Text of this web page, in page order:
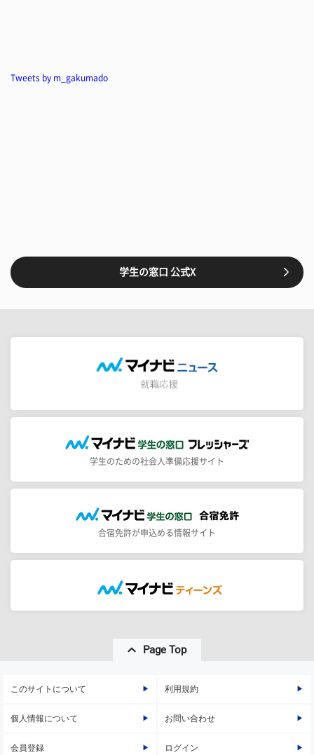
Tweets by m_gakumado
学生の窓口 公式X
学生のための社会人準備応援サイト
合宿免許が申込める情報サイト
Page Top
このサイトについて 利用規約
個人情報について お問い合わせ
会員登録 ログイン